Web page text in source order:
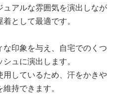
アルな雰囲気を演出しなが
として最適です。
印象を与え、自宅でのくつ
ュに演出します。
しているため、汗をかきや
持できます。